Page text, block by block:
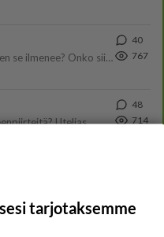
Onko välillänne suuri vetovoima ja miten se ilmenee? Onko siitä haittaa?
40
767
Utelias
48
714
nimesi alkaa?
tarjotaksemme